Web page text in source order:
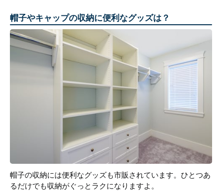
帽子やキャップの収納に便利なグッズは？
帽子の収納には便利なグッズも市販されています。ひとつあ
るだけでも収納がぐっとラクになりますよ。